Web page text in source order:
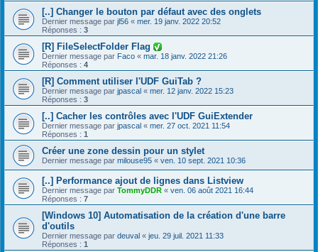
[..] Changer le bouton par défaut avec des onglets
Dernier message par jl56 « mer. 19 janv. 2022 20:52
Réponses : 3
[R] FileSelectFolder Flag
Dernier message par Faco « mar. 18 janv. 2022 21:26
Réponses : 4
[R] Comment utiliser l'UDF GuiTab ?
Dernier message par jpascal « mer. 12 janv. 2022 15:23
Réponses : 3
[..] Cacher les contrôles avec l'UDF GuiExtender
Dernier message par jpascal « mer. 27 oct. 2021 11:54
Réponses : 1
Créer une zone dessin pour un stylet
Dernier message par milouse95 « ven. 10 sept. 2021 10:36
[..] Performance ajout de lignes dans Listview
Dernier message par TommyDDR « ven. 06 août 2021 16:44
Réponses : 7
[Windows 10] Automatisation de la création d'une barre
d'outils
Dernier message par deuval « jeu. 29 juil. 2021 11:33
Réponses : 1